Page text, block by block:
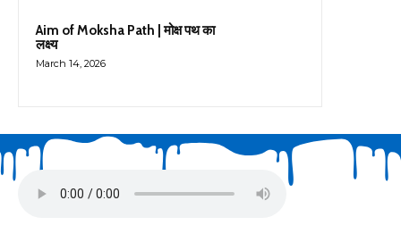
Aim of Moksha Path | मोक्ष पथ का
लक्ष्य
March 14, 2026